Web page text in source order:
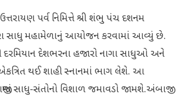
પર્વ નિમિત્તે શ્રી શંભુ પંચ દશનમ
સાધુ મહામેળાનું આયોજન કરવામાં આવ્યું છે.
દેશભરના હજારો નાગા સાધુઓ અને
થઈ શાહી સ્નાનમાં ભાગ લેશે. આ
સાધુ-સંતોનો વિશાળ જમાવડો જામશે.અંબાજી